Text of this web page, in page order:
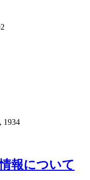
1934
報について